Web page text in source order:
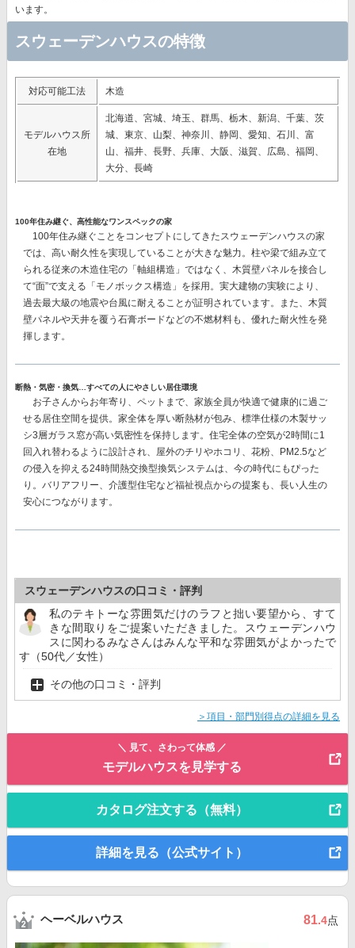
います。
スウェーデンハウスの特徴
対応可能工法 木造
モデルハウス所
在地
北海道、宮城、埼玉、群馬、栃木、新潟、千葉、茨
城、東京、山梨、神奈川、静岡、愛知、石川、富
山、福井、長野、兵庫、大阪、滋賀、広島、福岡、
大分、長崎
100年住み継ぐ、高性能なワンスペックの家
100年住み継ぐことをコンセプトにしてきたスウェーデンハウスの家
では、 高い耐久性を実現していることが大きな魅力。柱や梁で組み立て
られる従来の木造住宅の「軸組構造」ではなく、 木質壁パネルを接合し
て“面”で支える「モノボックス構造」を採用。 実大建物の実験により、
過去最大級の地震や台風に耐えることが証明されています。また、木質
壁パネルや天井を覆う石膏ボードなどの不燃材料も、優れた耐火性を発
揮します。
断熱・気密・換気…すべての人にやさしい居住環境
お子さんからお年寄り、ペットまで、家族全員が快適で健康的に過ご
せる居住空間を提供。家全体を厚い断熱材が包み、 標準仕様の木製サッ
シ3層ガラス窓が高い気密性を保持します。住宅全体の空気が2時間に1
回入れ替わるように設計され、屋外のチリやホコリ、花粉、PM2.5など
の侵入を抑える24時間熱交換型換気システムは、今の時代にもぴった
り。バリアフリー、介護型住宅など福祉視点からの提案も、長い人生の
安心につながります。
スウェーデンハウスの口コミ・評判
私のテキトーな雰囲気だけのラフと拙い要望から、すて
きな間取りをご提案いただきました。スウェーデンハウ
スに関わるみなさんはみんな平和な雰囲気がよかったで
す（50代／女性）
その他の口コミ・評判
＞項目・部門別得点の詳細を見る
＼ 見て、さわって体感 ／
モデルハウスを見学する
カタログ注文する（無料）
詳細を見る（公式サイト）
ヘーベルハウス 81.4点